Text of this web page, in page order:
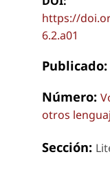
https://
6.2.a01
Publicado:
Número:
otros
Sección: